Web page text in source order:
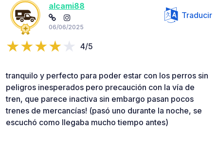
alcami88
06/06/2025
Traducir
4/5
tranquilo y perfecto para poder estar con los perros sin
peligros inesperados pero precaución con la vía de
tren, que parece inactiva sin embargo pasan pocos
trenes de mercancías! (pasó uno durante la noche, se
escuchó como llegaba mucho tiempo antes)